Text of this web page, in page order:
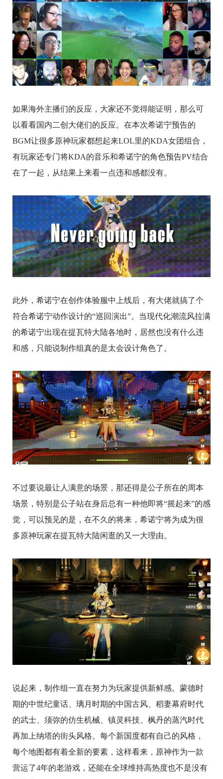
如果海外主播们的反应，大家还不觉得能证明，那么可
以看看国内二创大佬们的反应。在本次希诺宁预告的
BGM让很多原神玩家都想起来LOL里的KDA女团组合，
有玩家还专门将KDA的音乐和希诺宁的角色预告PV结合
在了一起，从结果上来看一点违和感都没有。
此外，希诺宁在创作体验服中上线后，有大佬就搞了个
符合希诺宁动作设计的“巡回演出”。当现代化潮流风拉满
的希诺宁出现在提瓦特大陆各地时，居然也没有什么违
和感，只能说制作组真的是太会设计角色了。
不过要说最让人满意的场景，那还得是公子所在的周本
场景，特别是公子站在身后总有一种他即将“摇起来”的感
觉，可以预见的是，在不久的将来，希诺宁将为成为很
多原神玩家在提瓦特大陆闲逛的又一大理由。
说起来，制作组一直在努力为玩家提供新鲜感。蒙德时
期的中世纪童话、璃月时期的中国古风、稻妻幕府时代
的武士、须弥的仿生机械、镇灵科技、枫丹的蒸汽时代
再加上纳塔的街头风格。每个新国度都有自己的风格，
每个地图都有着全新的要素，这样看来，原神作为一款
营运了4年的老游戏，还能在全球维持高热度也不是没有